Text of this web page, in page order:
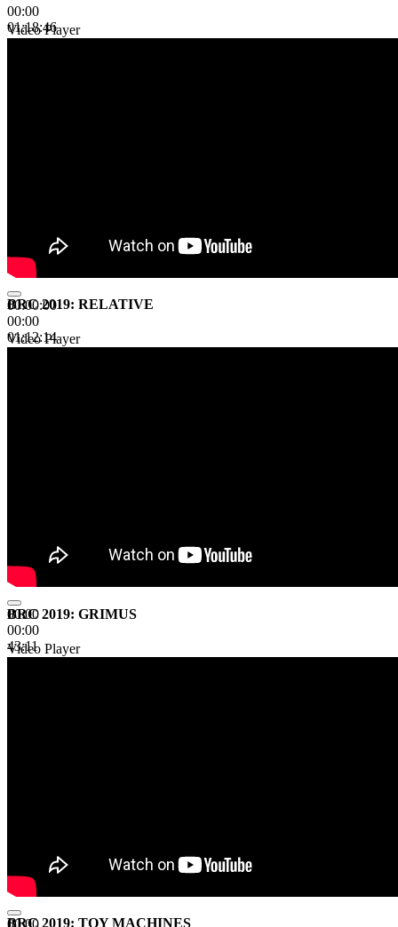
00:00
01:18:46
Video Player
00:00:00
00:00
01:12:14
BRC 2019: RELATIVE
Video Player
00:00
00:00
43:11
BRC 2019: GRIMUS
Video Player
00:00
BRC 2019: TOY MACHINES